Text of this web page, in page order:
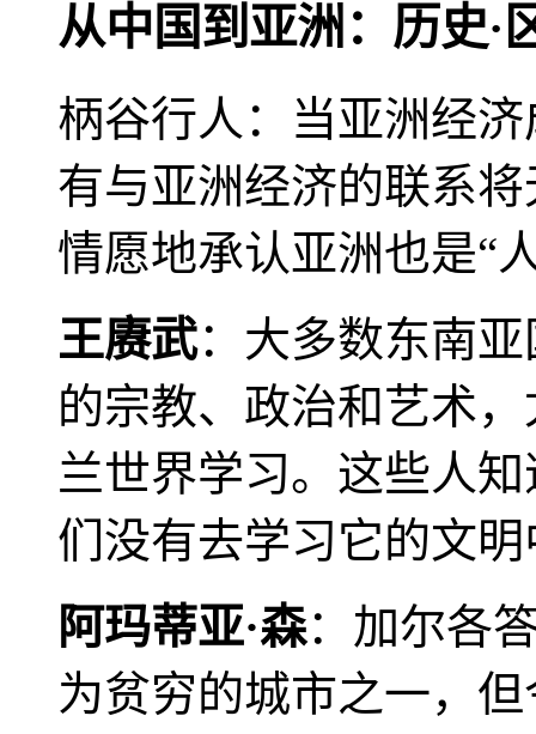
从中国到亚洲：历史·
柄谷行人：当亚洲经
有与亚洲经济的联系
情愿地承认亚洲也是“
王赓武：大多数东南
的宗教、政治和艺术
兰世界学习。这些人
们没有去学习它的文
阿玛蒂亚·森：加尔各
为贫穷的城市之一，